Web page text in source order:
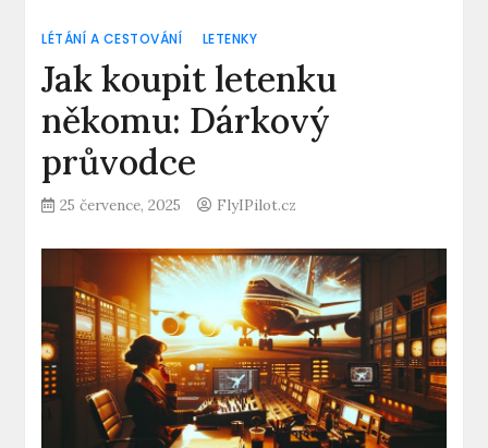
LÉTÁNÍ A CESTOVÁNÍ LETENKY
Jak koupit letenku
někomu: Dárkový
průvodce
25 července, 2025 FlyIPilot.cz